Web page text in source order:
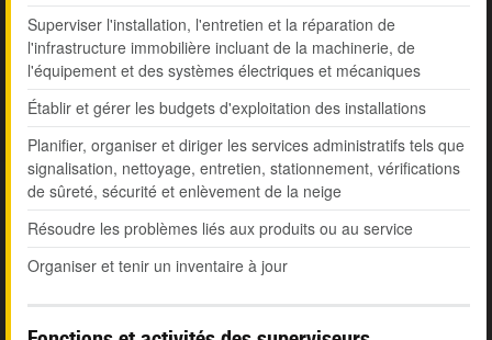
Superviser l'installation, l'entretien et la réparation de
l'infrastructure immobilière incluant de la machinerie, de
l'équipement et des systèmes électriques et mécaniques
Établir et gérer les budgets d'exploitation des installations
Planifier, organiser et diriger les services administratifs tels que
signalisation, nettoyage, entretien, stationnement, vérifications
de sûreté, sécurité et enlèvement de la neige
Résoudre les problèmes liés aux produits ou au service
Organiser et tenir un inventaire à jour